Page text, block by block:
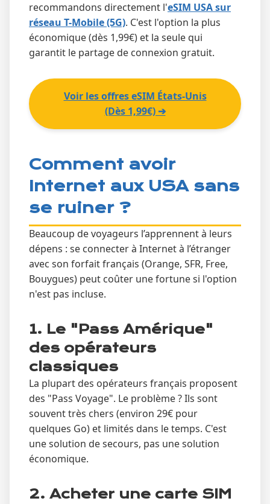
recommandons directement l'eSIM USA sur
réseau T-Mobile (5G). C'est l'option la plus
économique (dès 1,99€) et la seule qui
garantit le partage de connexion gratuit.
Voir les offres eSIM États-Unis
(Dès 1,99€) ➔
Comment avoir
Internet aux USA sans
se ruiner ?
Beaucoup de voyageurs l’apprennent à leurs
dépens : se connecter à Internet à l’étranger
avec son forfait français (Orange, SFR, Free,
Bouygues) peut coûter une fortune si l'option
n'est pas incluse.
1. Le "Pass Amérique"
des opérateurs
classiques
La plupart des opérateurs français proposent
des "Pass Voyage". Le problème ? Ils sont
souvent très chers (environ 29€ pour
quelques Go) et limités dans le temps. C'est
une solution de secours, pas une solution
économique.
2. Acheter une carte SIM